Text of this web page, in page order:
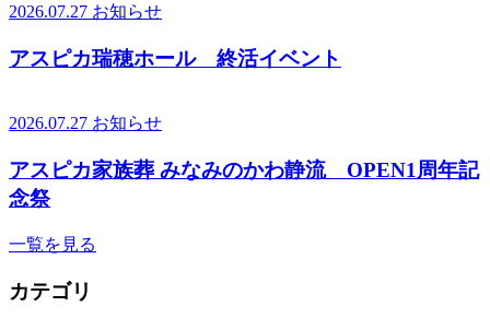
2026.07.27 お知らせ
アスピカ瑞穂ホール 終活イベント
2026.07.27 お知らせ
アスピカ家族葬 みなみのかわ静流 OPEN1周年記
念祭
一覧を見る
カテゴリ